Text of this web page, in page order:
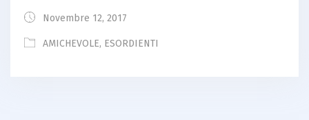
Novembre 12, 2017
AMICHEVOLE, ESORDIENTI